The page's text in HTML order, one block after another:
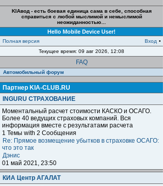
KIAвод - есть боевая единица сама в себе, способная
справиться с любой мыслимой и немыслимой
неожиданностью...
Hello Mobile Device User!
Полная версия Вход •
Текущее время: 09 авг 2026, 12:08
FAQ
Автомобильный форум
Партнер KIA-CLUB.RU
INGURU СТРАХОВАНИЕ
Моментальный расчет стоимости КАСКО и ОСАГО.
Более 40 ведущих страховых компаний. Вся
информация вместе с результатами расчета
1 Темы with 2 Сообщения
Re: Прямое возмещение убытков в страховке ОСАГО:
что это так
Дэнис
01 май 2021, 23:50
КИА Центр АГАЛАТ